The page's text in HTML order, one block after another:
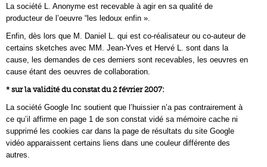
La société L. Anonyme est recevable à agir en sa qualité de
producteur de l’oeuvre “les ledoux enfin ».
Enfin, dès lors que M. Daniel L. qui est co-réalisateur ou co-auteur de
certains sketches avec MM. Jean-Yves et Hervé L. sont dans la
cause, les demandes de ces derniers sont recevables, les oeuvres en
cause étant des oeuvres de collaboration.
* sur la validité du constat du 2 février 2007:
La société Google Inc soutient que l’huissier n’a pas contrairement à
ce qu’il affirme en page 1 de son constat vidé sa mémoire cache ni
supprimé les cookies car dans la page de résultats du site Google
vidéo apparaissent certains liens dans une couleur différente des
autres.